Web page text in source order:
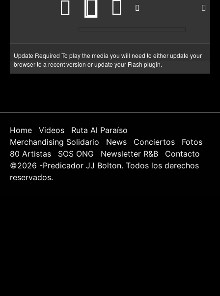
Update Required To play the media you will need to either update your
browser to a recent version or update your Flash plugin.
Home Videos
Ruta Al Paraíso
Merchandising Solidario
News Conciertos
Fotos
80 Artistas
SOS ONG Newsletter R&B
Contacto
©2026 -Predicador JJ Bolton. Todos los derechos
reservados.